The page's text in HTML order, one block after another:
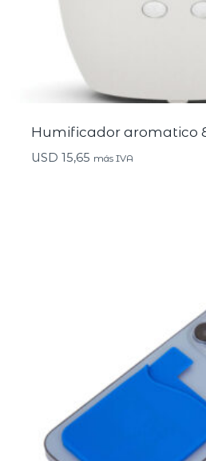
Humificador aromatico
USD 15,65 más IVA